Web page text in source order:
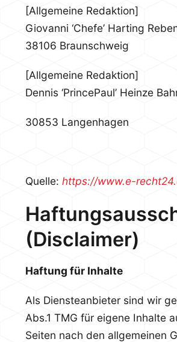
[Allgemeine Redaktion]
Giovanni ‘Chefe’ Harting
38106 Braunschweig
[Allgemeine Redaktion]
Dennis ‘PrincePaul’ Heinze
30853 Langenhagen
Quelle: https://www.e-
(Disclaimer)
Haftung für Inhalte
Als Diensteanbieter sind wir
Abs.1 TMG für eigene Inhalte
Seiten nach den allgemeinen